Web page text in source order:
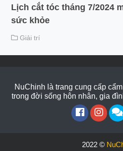
Lịch cắt tóc tháng 7/2024
sức khỏe
Giải trí
NuChinh là trang cung cấp
trong đời sống hôn nhân, gia
2022 ©